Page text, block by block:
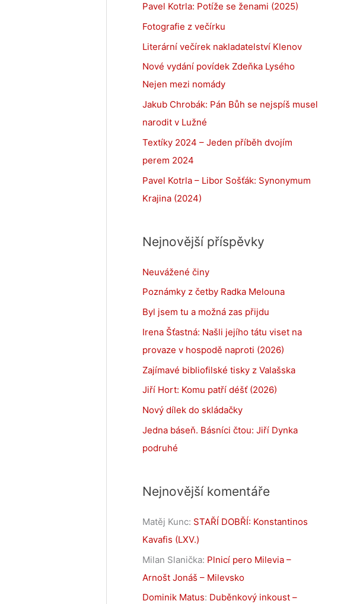
Pavel Kotrla: Potíže se ženami (2025)
Fotografie z večírku
Literární večírek nakladatelství Klenov
Nové vydání povídek Zdeňka Lysého
Nejen mezi nomády
Jakub Chrobák: Pán Bůh se nejspíš musel
narodit v Lužné
Textíky 2024 – Jeden příběh dvojím
perem 2024
Pavel Kotrla – Libor Sošťák: Synonymum
Krajina (2024)
Nejnovější příspěvky
Neuvážené činy
Poznámky z četby Radka Melouna
Byl jsem tu a možná zas přijdu
Irena Šťastná: Našli jejího tátu viset na
provaze v hospodě naproti (2026)
Zajímavé bibliofilské tisky z Valašska
Jiří Hort: Komu patří déšť (2026)
Nový dílek do skládačky
Jedna báseň. Básníci čtou: Jiří Dynka
podruhé
Nejnovější komentáře
Matěj Kunc: STAŘÍ DOBŘÍ: Konstantinos
Kavafis (LXV.)
Milan Slanička: Plnicí pero Milevia –
Arnošt Jonáš – Milevsko
Dominik Matus: Duběnkový inkoust –